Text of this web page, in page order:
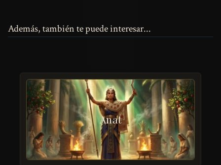
Además, también te puede interesar...
Anat